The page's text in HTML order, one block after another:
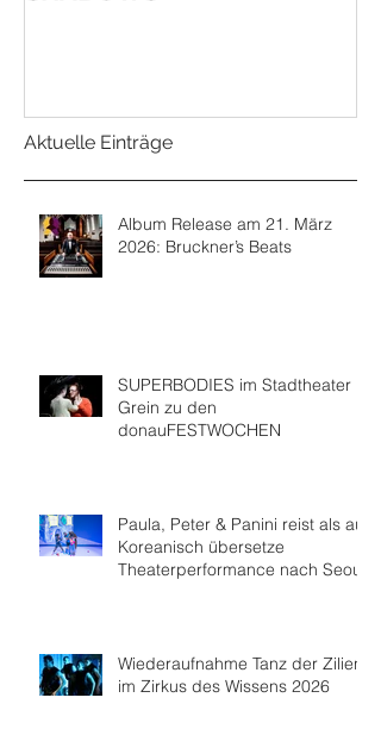
Aktuelle Einträge
Album Release am 21. März
2026: Bruckner’s Beats
SUPERBODIES im Stadtheater
Grein zu den
donauFESTWOCHEN
Paula, Peter & Panini reist als auf
Koreanisch übersetze
Theaterperformance nach Seoul
Wiederaufnahme Tanz der Zilien
im Zirkus des Wissens 2026